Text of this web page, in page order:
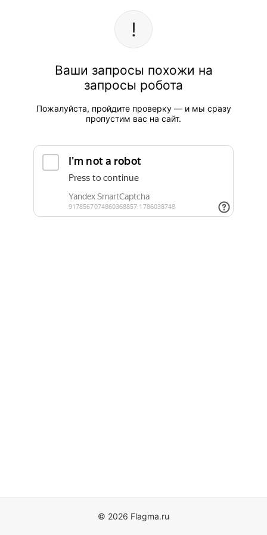
Ваши запросы похожи на
запросы робота
Пожалуйста, пройдите проверку — и мы сразу
пропустим вас на сайт.
© 2026 Flagma.ru